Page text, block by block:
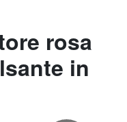
rosa
in